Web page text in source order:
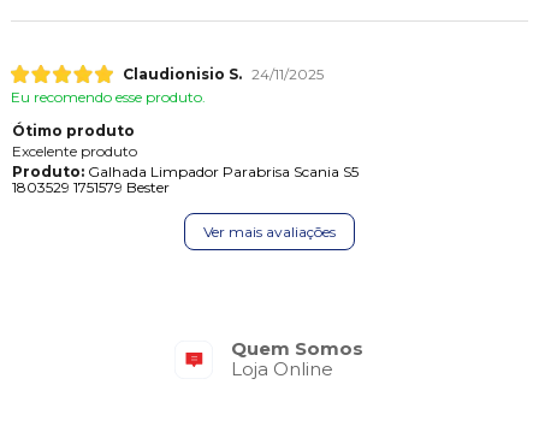
Claudionisio S. 24/11/2025
Eu recomendo esse produto.
Ótimo produto
Excelente produto
Produto:Galhada Limpador Parabrisa Scania S5
1803529 1751579 Bester
Ver mais avaliações
Quem Somos
Loja Online